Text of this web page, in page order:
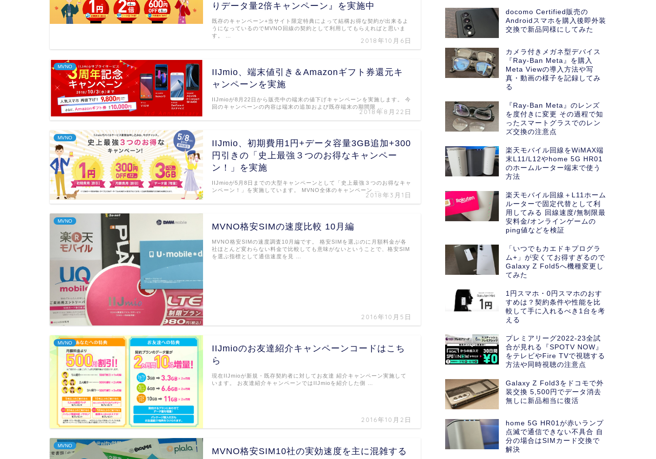
りデータ量2倍キャンペーン』を実施中
2018年10月6日
既存のキャンペーン+当サイト限定特典によって結構お得な契約が出来るよ
うになっているのでMVNO回線の契約として利用してもらえればと思いま
す。 …
MVNO
IIJmio、端末値引き＆Amazonギフト券還元キ
ャンペーンを実施
2018年8月22日
IIJmioが8月22日から販売中の端末の値下げキャンペーンを実施します。 今
回のキャンペーンの内容は端末の追加および既存端末の期間限 …
MVNO
IIJmio、初期費用1円+データ容量3GB追加+300
円引きの「史上最強３つのお得なキャンペー
ン！」を実施
2018年3月1日
IIJmioが5月8日までの大型キャンペーンとして「史上最強３つのお得なキャ
ンペーン！」を実施しています。 MVNO全体のキャンペーン …
MVNO
MVNO格安SIMの速度比較 10月編
2016年10月5日
MVNO格安SIMの速度調査10月編です。 格安SIMを選ぶのに月額料金が各
社ほとんど変わらない料金で比較しても意味がないということで、格安SIM
を選ぶ指標として通信速度を見 …
MVNO
IIJmioのお友達紹介キャンペーンコードはこち
ら
2016年10月2日
現在IIJmioが新規・既存契約者に対してお友達 紹介キャンペーン実施して
います。 お友達紹介キャンペーンではIIJmioを紹介した側 …
MVNO
MVNO格安SIM10社の実効速度を主に混雑する
docomo Certified販売の
Androidスマホを購入後即外装
交換で新品同様にしてみた
カメラ付きメガネ型デバイス
『Ray-Ban Meta』を購入
Meta Viewの導入方法や写
真・動画の様子を記録してみ
る
『Ray-Ban Meta』のレンズ
を度付きに変更 その過程で知
ったスマートグラスでのレン
ズ交換の注意点
楽天モバイル回線をWiMAX端
末L11/L12やhome 5G HR01
のホームルーター端末で使う
方法
楽天モバイル回線＋L11ホーム
ルーターで固定代替として利
用してみる 回線速度/無制限最
安料金/オンラインゲームの
ping値などを検証
「いつでもカエドキプログラ
ム+」が安くてお得すぎるので
Galaxy Z Fold5へ機種変更し
てみた
1円スマホ・0円スマホのおす
すめは？契約条件や性能を比
較して手に入れるべき1台を考
える
プレミアリーグ2022-23全試
合が見れる『SPOTV NOW』
をテレビやFire TVで視聴する
方法や同時視聴の注意点
Galaxy Z Fold3をドコモで外
装交換 5,500円でデータ消去
無しに新品相当に復活
home 5G HR01が赤いランプ
点滅で通信できない不具合 自
分の場合はSIMカード交換で
解決